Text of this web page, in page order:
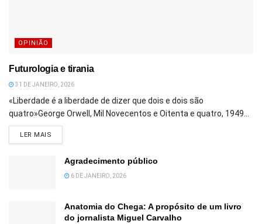
OPINIÃO
Futurologia e tirania
31 DE JANEIRO, 2026
«Liberdade é a liberdade de dizer que dois e dois são
quatro»George Orwell, Mil Novecentos e Oitenta e quatro, 1949...
LER MAIS
Agradecimento público
6 DE JANEIRO, 2026
Anatomia do Chega: A propósito de um livro
do jornalista Miguel Carvalho